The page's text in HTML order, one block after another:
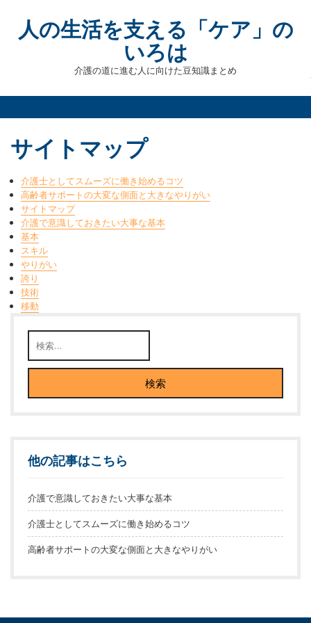
content人の生活を支える「ケア」の
いろは
介護の道に進む人に向けた豆知識まとめ
サイトマップ
介護士としてスムーズに働き始めるコツ
高齢者サポートの大変な側面と大きなやりがい
サイトマップ
介護で意識しておきたい大事な基本
基本
スキル
やりがい
誇り
技術
移動
他の記事はこちら
介護で意識しておきたい大事な基本
介護士としてスムーズに働き始めるコツ
高齢者サポートの大変な側面と大きなやりがい